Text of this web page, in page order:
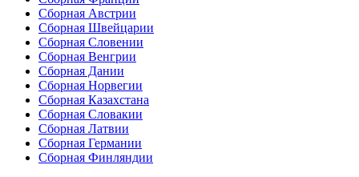
Сборная Австрии
Сборная Швейцарии
Сборная Словении
Сборная Венгрии
Сборная Дании
Сборная Норвегии
Сборная Казахстана
Сборная Словакии
Сборная Латвии
Сборная Германии
Сборная Финляндии